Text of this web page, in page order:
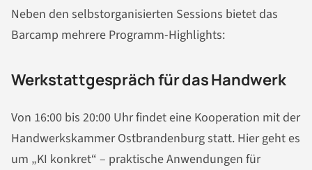
Neben den selbstorganisierten Sessions bietet das
Barcamp mehrere Programm-Highlights:
Werkstattgespräch für das Handwerk
Von 16:00 bis 20:00 Uhr findet eine Kooperation mit der
Handwerkskammer Ostbrandenburg statt. Hier geht es
um „KI konkret“ – praktische Anwendungen für